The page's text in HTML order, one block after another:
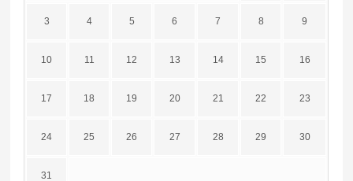
3 4 5 6 7 8 9
10 11 12 13 14 15 16
17 18 19 20 21 22 23
24 25 26 27 28 29 30
31